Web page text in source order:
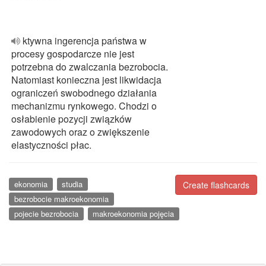
ktywna ingerencja państwa w
procesy gospodarcze nie jest
potrzebna do zwalczania bezrobocia.
Natomiast konieczna jest likwidacja
ograniczeń swobodnego działania
mechanizmu rynkowego. Chodzi o
osłabienie pozycji związków
zawodowych oraz o zwiększenie
elastyczności płac.
Create flashcards
ekonomia
studia
bezrobocie makroekonomia
pojecie bezrobocia
makroekonomia pojęcia